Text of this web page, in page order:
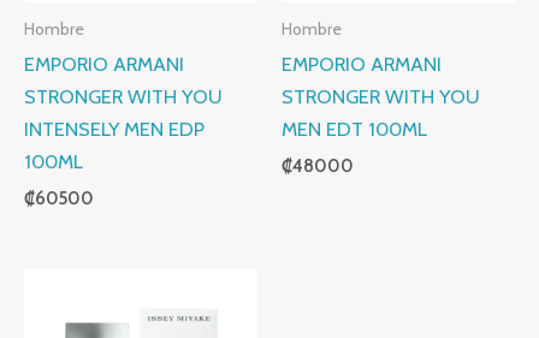
Hombre
EMPORIO ARMANI
STRONGER WITH YOU
INTENSELY MEN EDP
100ML
₡60500
Hombre
EMPORIO ARMANI
STRONGER WITH YOU
MEN EDT 100ML
₡48000